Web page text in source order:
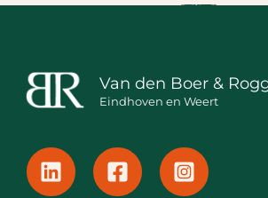
Van den Boer &
Eindhoven en Weert